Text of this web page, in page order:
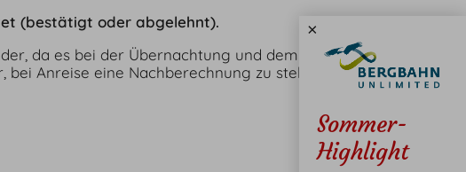
×
Sommer-
Highlight
(bestätigt oder abgelehnt).
da es bei der Übernachtung und dem Kurbeitrag
Anreise eine Nachberechnung zu stellen.